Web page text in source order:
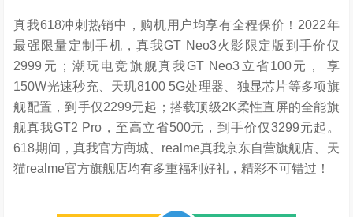
真我618冲刺热销中，购机用户均享有全程保价！2022年
最强限量定制手机，真我GT Neo3火影限定版到手价仅
2999元；潮玩电竞旗舰真我GT Neo3立省100元， 享
150W光速秒充、天玑8100 5G处理器、独显芯片等多项旗
舰配置，到手仅2299元起；搭载顶级2K柔性直屏的全能旗
舰真我GT2 Pro，至高立省500元，到手价仅3299元起。
618期间，真我官方商城、realme真我京东自营旗舰店、天
猫realme官方旗舰店均有多重福利好礼，精彩不可错过！